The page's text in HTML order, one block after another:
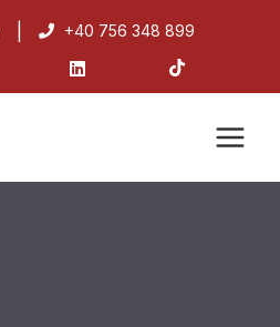
+40 756 348 899